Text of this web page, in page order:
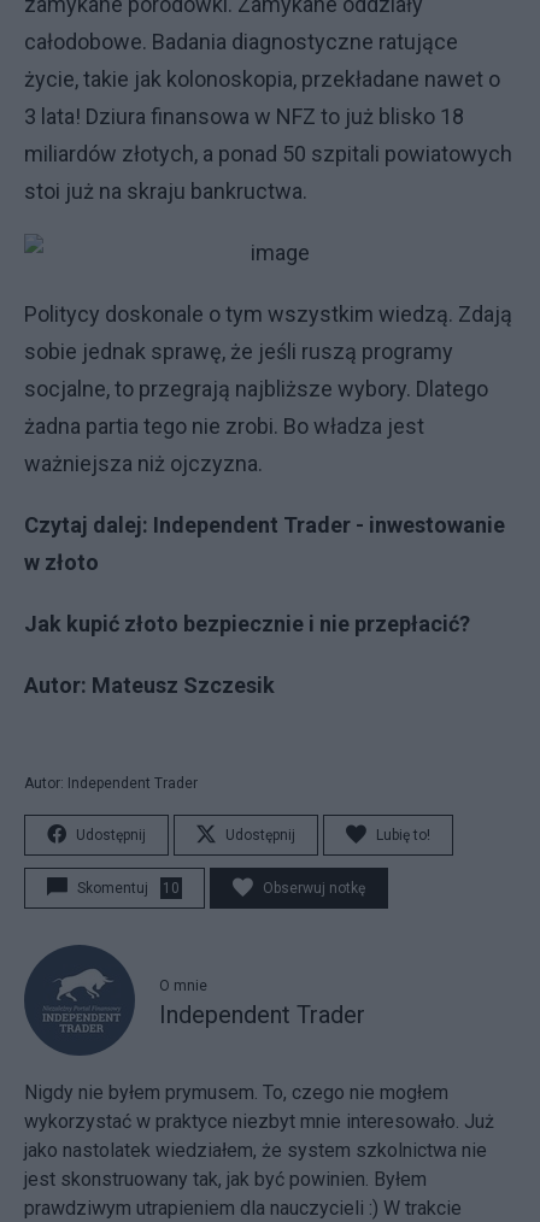
całodobowe. Badania diagnostyczne ratujące
życie, takie jak kolonoskopia, przekładane nawet o
3 lata! Dziura finansowa w NFZ to już blisko 18
miliardów złotych, a ponad 50 szpitali powiatowych
stoi już na skraju bankructwa.
Politycy doskonale o tym wszystkim wiedzą. Zdają
sobie jednak sprawę, że jeśli ruszą programy
socjalne, to przegrają najbliższe wybory. Dlatego
żadna partia tego nie zrobi. Bo władza jest
ważniejsza niż ojczyzna.
Czytaj dalej: Independent Trader - inwestowanie
w złoto
Jak kupić złoto bezpiecznie i nie przepłacić?
Autor: Mateusz Szczesik
Autor: Independent Trader
Udostępnij Udostępnij Lubię to!
Skomentuj 10 Obserwuj notkę
O mnie
Independent Trader
Nigdy nie byłem prymusem. To, czego nie mogłem
wykorzystać w praktyce niezbyt mnie interesowało. Już
jako nastolatek wiedziałem, że system szkolnictwa nie
jest skonstruowany tak, jak być powinien. Byłem
prawdziwym utrapieniem dla nauczycieli :) W trakcie